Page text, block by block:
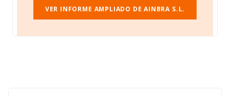
VER INFORME AMPLIADO DE AINBRA S.L.